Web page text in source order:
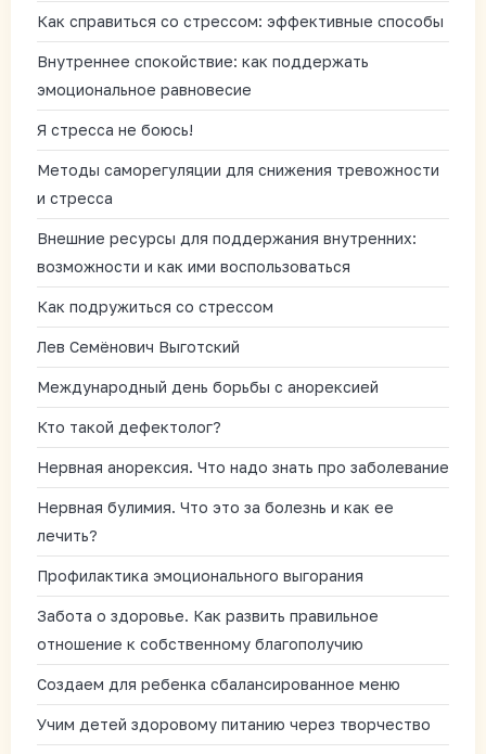
Как справиться со стрессом: эффективные способы
Внутреннее спокойствие: как поддержать
эмоциональное равновесие
Я стресса не боюсь!
Методы саморегуляции для снижения тревожности
и стресса
Внешние ресурсы для поддержания внутренних:
возможности и как ими воспользоваться
Как подружиться со стрессом
Лев Семёнович Выготский
Международный день борьбы с анорексией
Кто такой дефектолог?
Нервная анорексия. Что надо знать про заболевание
Нервная булимия. Что это за болезнь и как ее
лечить?
Профилактика эмоционального выгорания
Забота о здоровье. Как развить правильное
отношение к собственному благополучию
Создаем для ребенка сбалансированное меню
Учим детей здоровому питанию через творчество